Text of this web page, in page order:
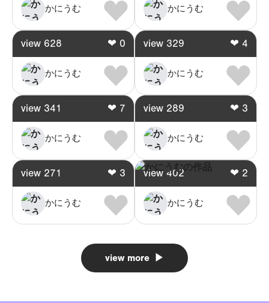
かにうむ かにうむ
view 628 ❤ 0
かにうむ
view 329 ❤ 4
かにうむ
view 341 ❤ 7
かにうむ
view 289 ❤ 3
かにうむ
view 271 ❤ 3
かにうむ
view 402 ❤ 2
かにうむ
view more ▶